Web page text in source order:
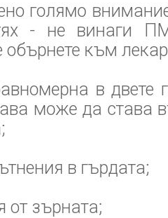
голямо
- не винаги
към
в двете
може да става
в гърдата;
от зърната;